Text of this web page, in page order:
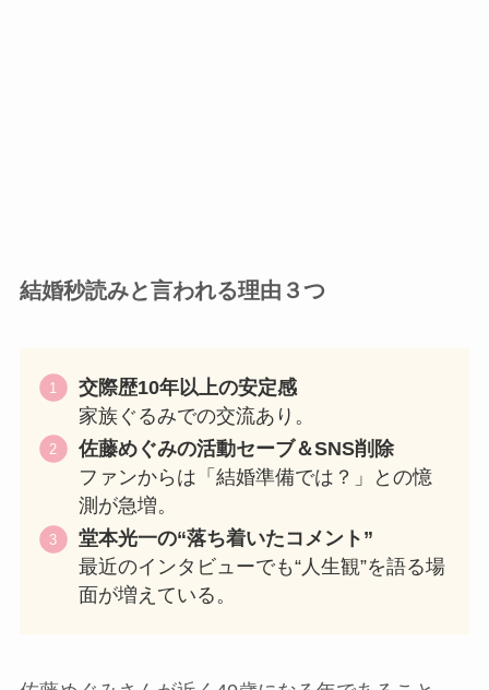
結婚秒読みと言われる理由３つ
交際歴10年以上の安定感
家族ぐるみでの交流あり。
佐藤めぐみの活動セーブ＆SNS削除
ファンからは「結婚準備では？」との憶
測が急増。
堂本光一の“落ち着いたコメント”
最近のインタビューでも“人生観”を語る場
面が増えている。